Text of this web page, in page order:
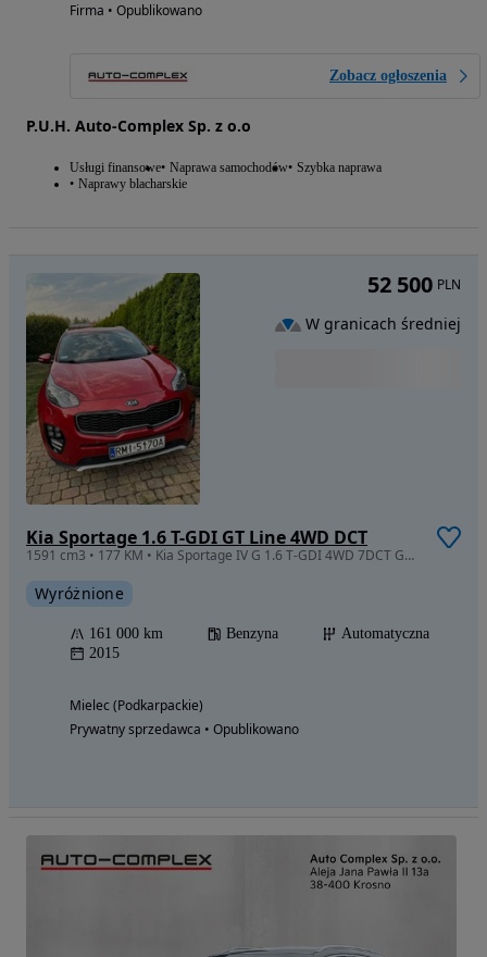
Firma • Opublikowano
Zobacz ogłoszenia
P.U.H. Auto-Complex Sp. z o.o
Usługi finansowe Naprawa samochodów Szybka naprawa
Naprawy blacharskie
Kia Sportage 1.6 T-GDI GT Line 4WD DCT
1591 cm3 • 177 KM • Kia Sportage IV G 1.6 T-GDI 4WD 7DCT GT LINE
Wyróżnione
161 000 km Benzyna
Automatyczna
2015
Mielec (Podkarpackie)
Prywatny sprzedawca • Opublikowano
52 500 PLN
W granicach średniej